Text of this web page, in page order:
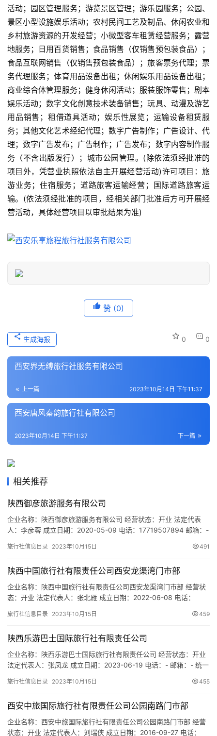
美
食
特
产
热
门
景
点
旅
游
信
息
历
史
化
游
地
活
游
城
市
登录 注册
活动；园区管理服务；游览景区管理；游乐园服务；公园、
景区小型设施娱乐活动；农村民间工艺及制品、休闲农业和
乡村旅游资源的开发经营；小微型客车租赁经营服务；露营
地服务；日用百货销售；食品销售（仅销售预包装食品）；
食品互联网销售（仅销售预包装食品）；旅客票务代理；票
务代理服务；体育用品设备出租；休闲娱乐用品设备出租；
商业综合体管理服务；健身休闲活动；服装服饰零售；剧本
娱乐活动；数字文化创意技术装备销售；玩具、动漫及游艺
用品销售；租借道具活动；娱乐性展览；运输设备租赁服
务；其他文化艺术经纪代理；数字广告制作；广告设计、代
理；数字广告发布；广告制作；广告发布；数字内容制作服
务（不含出版发行）；城市公园管理。(除依法须经批准的
项目外，凭营业执照依法自主开展经营活动)许可项目：旅
游业务；住宿服务；道路旅客运输经营；国际道路旅客运
输。(依法须经批准的项目，经相关部门批准后方可开展经
营活动，具体经营项目以审批结果为准)
赞 (0)
0 0
生成海报
西安界无缚旅行社服务有限公司
上一篇 2023年10月14日 下午11:37
西安唐风秦韵旅行社有限公司
下一篇
2023年10月14日 下午11:37
相关推荐
陕西御彦旅游服务有限公司
企业名称：陕西御彦旅游服务有限公司 经营状态：开业 法定代表
人：李彦蓉 成立日期：2020-05-09 电话：17719507894 邮箱：-
安市雁塔区朱雀大街与长安西路十字姑娘苑1-1-3F 网址：- 经营范
服务；礼仪服务；…
旅行社信息目录 2023年10月15日 491
陕西中国旅行社有限责任公司西安龙渠湾门市部
企业名称：陕西中国旅行社有限责任公司西安龙渠湾门市部 经营状
态：开业 法定代表人：张北雁 成立日期：2022-06-08 电话：
码：91610135MABQAFN96K 注册地址：陕西省西安市莲湖区西门
社服务网点旅游…
旅行社信息目录 2023年10月15日 459
陕西乐游巴士国际旅行社有限责任公司
企业名称：陕西乐游巴士国际旅行社有限责任公司 经营状态：开业
法定代表人：张凤龙 成立日期：2023-06-19 电话：- 邮箱：- 统一
市碑林区雁塔中路19号鹏博大厦B座1207-06室 网址：- 经营范围：
（不含许可类信息咨询服…
旅行社信息目录 2023年10月15日 455
西安中旅国际旅行社有限责任公司公园南路门市部
企业名称：西安中旅国际旅行社有限责任公司公园南路门市部 经营
状态：开业 法定代表人：刘瑞侠 成立日期：2016-09-27 电话：